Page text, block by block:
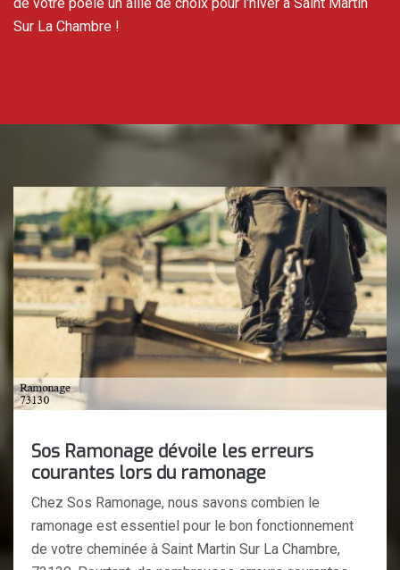
Sur La Chambre !
Sos Ramonage dévoile les erreurs
courantes lors du ramonage
Chez Sos Ramonage, nous savons combien le
ramonage est essentiel pour le bon fonctionnement
de votre cheminée à Saint Martin Sur La Chambre,